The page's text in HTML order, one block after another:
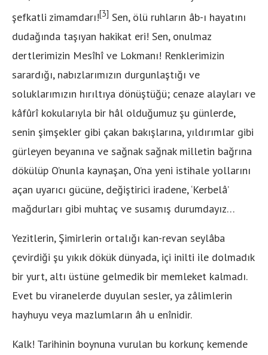
şefkatli zimamdarı![3] Sen, ölü ruhların âb-ı hayatını
dudağında taşıyan hakikat eri! Sen, onulmaz
dertlerimizin Mesîhî ve Lokmanı! Renklerimizin
sarardığı, nabızlarımızın durgunlaştığı ve
soluklarımızın hırıltıya dönüştüğü; cenaze alayları ve
kâfûrî kokularıyla bir hâl olduğumuz şu günlerde,
senin şimşekler gibi çakan bakışlarına, yıldırımlar gibi
gürleyen beyanına ve sağnak sağnak milletin bağrına
dökülüp O’nunla kaynaşan, O’na yeni istihale yollarını
açan uyarıcı gücüne, değiştirici iradene, ‘Kerbelâ’
mağdurları gibi muhtaç ve susamış durumdayız…
Yezitlerin, Şimirlerin ortalığı kan-revan seylâba
çevirdiği şu yıkık dökük dünyada, içi inilti ile dolmadık
bir yurt, altı üstüne gelmedik bir memleket kalmadı.
Evet bu viranelerde duyulan sesler, ya zâlimlerin
hayhuyu veya mazlumların âh u enînidir.
Kalk! Tarihinin boynuna vurulan bu korkunç kemende